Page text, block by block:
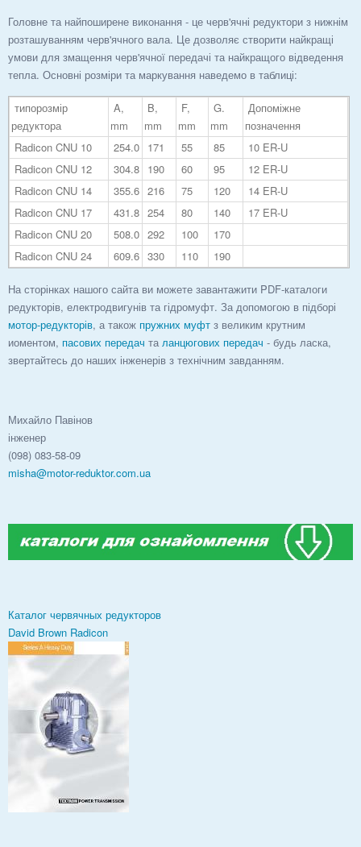
Головне та найпоширене виконання - це черв'ячні редуктори з нижнім
розташуванням черв'ячного вала. Це дозволяє створити найкращі
умови для змащення черв'ячної передачі та найкращого відведення
тепла. Основні розміри та маркування наведемо в таблиці:
типорозмір
редуктора
A,
mm
B,
mm
F,
mm
G.
mm
Допоміжне
позначення
Radicon CNU 10
254.0 171 55 85
10 ER-U
Radicon CNU 12
304.8 190 60 95
12 ER-U
Radicon CNU 14
355.6 216 75 120
14 ER-U
Radicon CNU 17
431.8 254 80 140
17 ER-U
Radicon CNU 20
508.0 292 100
170
Radicon CNU 24
609.6 330 110 190
На сторінках нашого сайта ви можете завантажити PDF-каталоги
редукторів, електродвигунів та гідромуфт. За допомогою в підборі
мотор-редукторів, а також пружних муфт з великим крутним
иоментом, пасових передач та ланцюгових передач - будь ласка,
звертайтесь до наших інженерів з технічним завданням.
Михайло Павінов
інженер
(098) 083-58-09
misha@motor-reduktor.com.ua
Каталог червячных редукторов
David Brown Radicon